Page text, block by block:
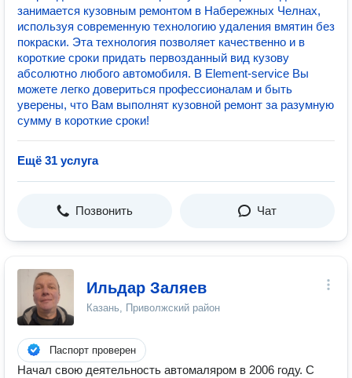
занимается кузовным ремонтом в Набережных Челнах,
используя современную технологию удаления вмятин без
покраски. Эта технология позволяет качественно и в
короткие сроки придать первозданный вид кузову
абсолютно любого автомобиля. В Element-service Вы
можете легко довериться профессионалам и быть
уверены, что Вам выполнят кузовной ремонт за разумную
сумму в короткие сроки!
Ещё 31 услуга
Позвонить Чат
Ильдар Заляев
Казань, Приволжский район
Паспорт проверен
Начал свою деятельность автомаляром в 2006 году. С